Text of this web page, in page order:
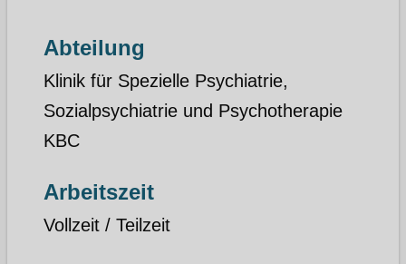
Abteilung
Klinik für Spezielle Psychiatrie,
Sozialpsychiatrie und Psychotherapie
KBC
Arbeitszeit
Vollzeit / Teilzeit